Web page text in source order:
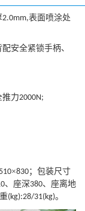
2.0mm,表面喷涂处
配安全紧锁手柄、
推力2000N ;
510×830；包装尺寸
、座深380、座离地
(kg):28/31(kg)。